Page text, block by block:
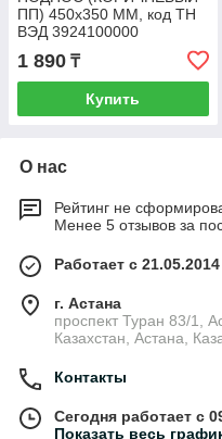
ПП) 450х350 ММ, код ТН
ВЭД 3924100000
1 890 ₸
Купить
О нас
Рейтинг не
Менее 5 отзывов за
Работает с 21.05.2014
г. Астана
проспект Туран 83/1,
Казахстан, Астана,
Контакты
Сегодня работает с
Показать весь